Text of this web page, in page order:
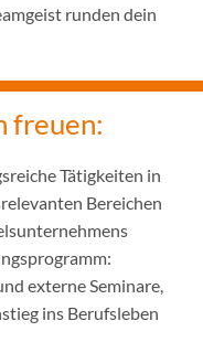
runden dein
freuen:
Tätigkeiten in
Bereichen
externe Seminare,
ins Berufsleben